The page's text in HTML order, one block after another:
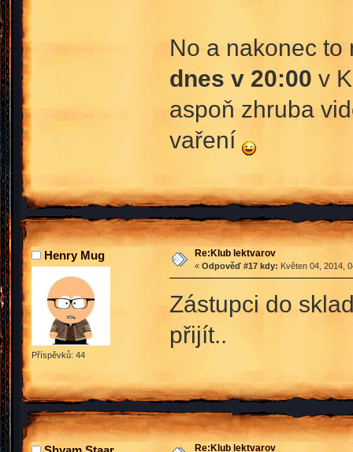
No a nakonec
dnes v 20:00 v
aspoň zhruba
vaření
Henry Mug
Příspěvků: 44
Re:Klub lektvarov
« Odpověď #17 kdy: Květen 04, 2014,
Zástupci do
přijít..
Re:Klub lektvarov